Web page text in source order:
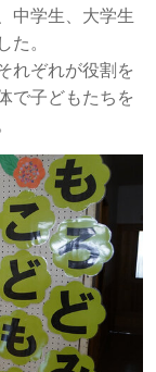
中学生、大学生
。
れぞれが役割を
で子どもたちを